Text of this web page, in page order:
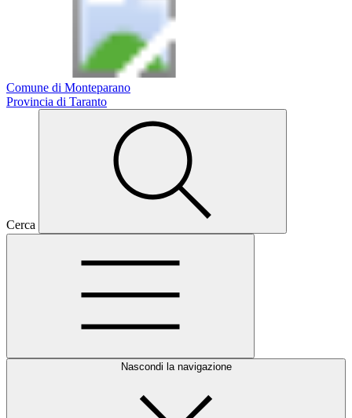
Comune di Monteparano
Provincia di Taranto
Cerca
Nascondi la navigazione